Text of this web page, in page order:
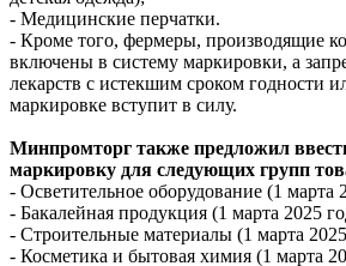
- Медицинские перчатки.
- Кроме того, фермеры, производящие
включены в систему маркировки, а
лекарств с истекшим сроком годности
маркировке вступит в силу.
Минпромторг также предложил
маркировку для следующих групп
- Осветительное оборудование (1 марта
- Бакалейная продукция (1 марта 2025
- Строительные материалы (1 марта
- Косметика и бытовая химия (1 марта